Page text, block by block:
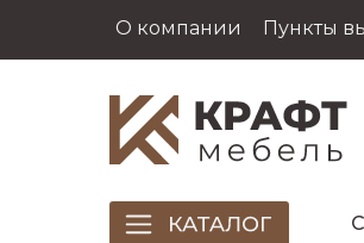
О компании Пункты